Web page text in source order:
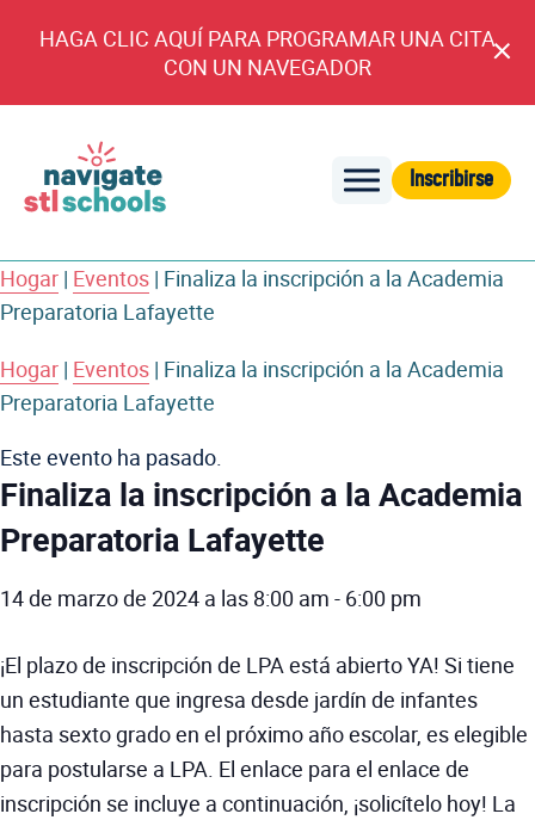
HAGA CLIC AQUÍ PARA PROGRAMAR UNA CITA
CON UN NAVEGADOR
por
las
escuelas
STL
Inscribirse
Hogar | Eventos | Finaliza la inscripción a la Academia
Preparatoria Lafayette
Hogar | Eventos | Finaliza la inscripción a la Academia
Preparatoria Lafayette
Este evento ha pasado.
Finaliza la inscripción a la Academia
Preparatoria Lafayette
14 de marzo de 2024 a las 8:00 am - 6:00 pm
¡El plazo de inscripción de LPA está abierto YA! Si tiene
un estudiante que ingresa desde jardín de infantes
hasta sexto grado en el próximo año escolar, es elegible
para postularse a LPA. El enlace para el enlace de
inscripción se incluye a continuación, ¡solicítelo hoy! La